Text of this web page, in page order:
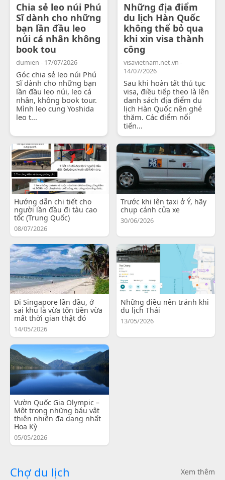
Chia sẻ leo núi Phú
Sĩ dành cho những
bạn lần đầu leo
núi cá nhân không
book tou
dumien - 17/07/2026
Góc chia sẻ leo núi Phú
Sĩ dành cho những bạn
lần đầu leo núi, leo cá
nhân, không book tour.
Mình leo cung Yoshida
leo t...
Những địa điểm
du lịch Hàn Quốc
không thể bỏ qua
khi xin visa thành
công
visavietnam.net.vn -
14/07/2026
Sau khi hoàn tất thủ tục
visa, điều tiếp theo là lên
danh sách địa điểm du
lịch Hàn Quốc nên ghé
thăm. Các điểm nổi
tiến...
Hướng dẫn chi tiết cho
người lần đầu đi tàu cao
tốc (Trung Quốc)
08/07/2026
Trước khi lên taxi ở Ý, hãy
chụp cánh cửa xe
30/06/2026
Đi Singapore lần đầu, ở
sai khu là vừa tốn tiền vừa
mất thời gian thật đó
14/05/2026
Những điều nên tránh khi
du lịch Thái
13/05/2026
Vườn Quốc Gia Olympic –
Một trong những báu vật
thiên nhiên đa dạng nhất
Hoa Kỳ
05/05/2026
Chợ du lịch Xem thêm